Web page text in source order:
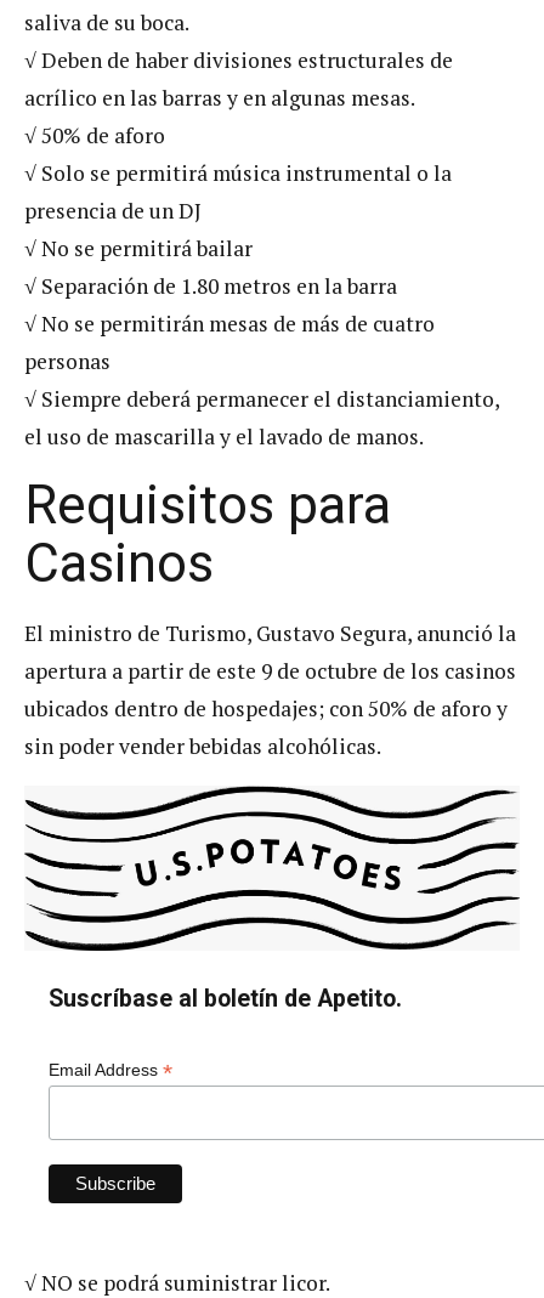
saliva de su boca.
√ Deben de haber divisiones estructurales de
acrílico en las barras y en algunas mesas.
√ 50% de aforo
√ Solo se permitirá música instrumental o la
presencia de un DJ
√ No se permitirá bailar
√ Separación de 1.80 metros en la barra
√ No se permitirán mesas de más de cuatro
personas
√ Siempre deberá permanecer el distanciamiento,
el uso de mascarilla y el lavado de manos.
Requisitos para
Casinos
El ministro de Turismo, Gustavo Segura, anunció la
apertura a partir de este 9 de octubre de los casinos
ubicados dentro de hospedajes; con 50% de aforo y
sin poder vender bebidas alcohólicas.
Suscríbase al boletín de Apetito.
Email Address *
√ NO se podrá suministrar licor.